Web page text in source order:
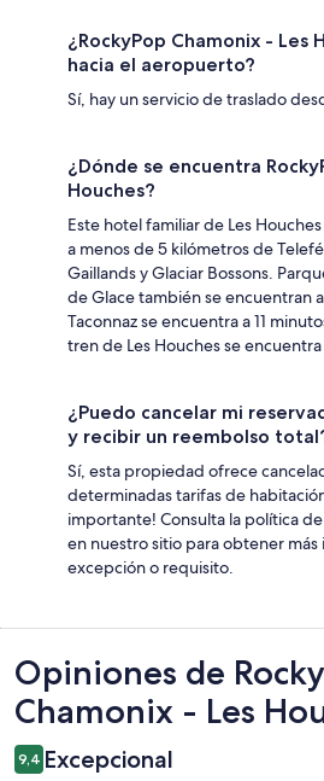
¿RockyPop Chamonix - Les
hacia el aeropuerto?
Sí, hay un servicio de traslado
¿Dónde se encuentra
Houches?
Este hotel familiar de Les
a menos de 5 kilómetros de
Gaillands y Glaciar Bossons.
de Glace también se encuentran
Taconnaz se encuentra a 11
tren de Les Houches se
¿Puedo cancelar mi
y recibir un reembolso
Sí, esta propiedad ofrece
determinadas tarifas de
importante! Consulta la política
en nuestro sitio para obtener
excepción o requisito.
Opiniones
Opiniones de
Chamonix - Les
9,4 Excepcional